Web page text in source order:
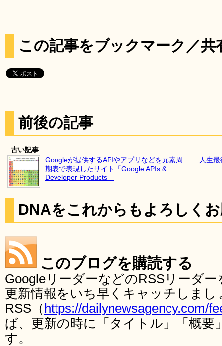
この記事をブックマーク／共
前後の記事
古い記事
Googleが提供するAPIやアプリなどを元素周
期表で表現したサイト「Google APIs &
Developer Products」
人生
DNAをこれからもよろしく
このブログを購読する
GoogleリーダーなどのRSSリーダ
更新情報をいち早くキャッチしま
RSS（ https://dailynewsagency.com/
ば、更新の時に「タイトル」「概要
す。